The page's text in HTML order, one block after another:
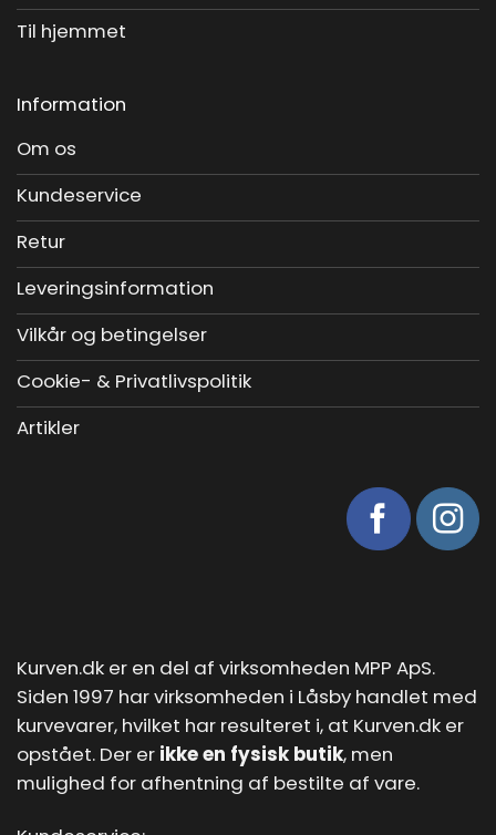
Kurven.dk er en del af virksomheden MPP ApS.
Siden 1997 har virksomheden i Låsby handlet med
kurvevarer, hvilket har resulteret i, at Kurven.dk er
opstået. Der er ikke en fysisk butik, men
mulighed for afhentning af bestilte af vare.
Til hjemmet
Information
Om os
Kundeservice
Retur
Leveringsinformation
Vilkår og betingelser
Cookie- & Privatlivspolitik
Artikler